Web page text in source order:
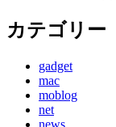
カテゴリー
gadget
mac
moblog
net
news